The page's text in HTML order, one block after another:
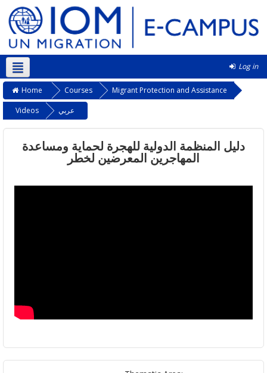
Log in
English ‎(en)‎
Home Courses
Migrant Protection and Assistance
Videos
عربي
دليل المنظمة الدولية للهجرة لحماية ومساعدة
المهاجرين المعرضين لخطر